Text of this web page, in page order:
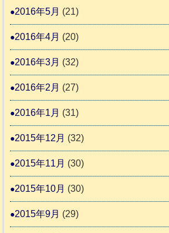
2016年5月 (21)
2016年4月 (20)
2016年3月 (32)
2016年2月 (27)
2016年1月 (31)
2015年12月 (32)
2015年11月 (30)
2015年10月 (30)
2015年9月 (29)